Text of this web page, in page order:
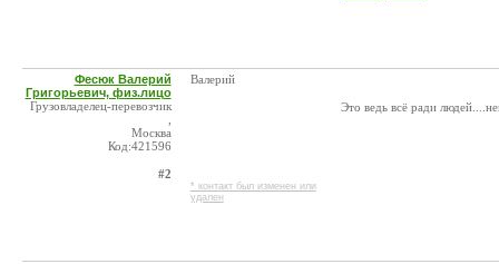
Фесюк Валерий
Григорьевич, физ.лицо
Грузовладелец-перевозчик
Москва
Код:421596
#2
Валерий
* контакт был изменен или
удален
Это ведь всё ради